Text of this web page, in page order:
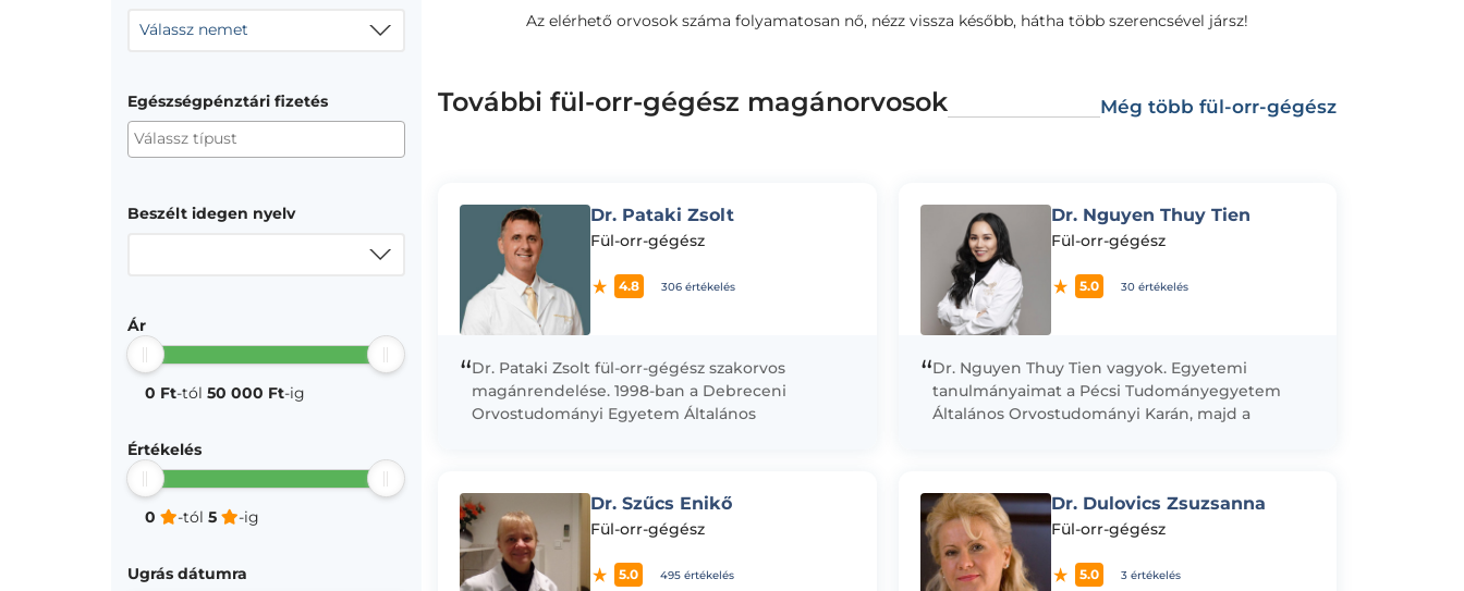
Válassz nemet
Egészségpénztári fizetés
Beszélt idegen nyelv
Ár
0 Ft-tól 50 000 Ft-ig
Értékelés
0 -tól 5 -ig
Ugrás dátumra
Az elérhető orvosok száma folyamatosan nő, nézz vissza később, hátha több szerencsével jársz!
További fül-orr-gégész magánorvosok Még több fül-orr-gégész
Dr. Pataki Zsolt
Fül-orr-gégész
4.8 306 értékelés
“Dr. Pataki Zsolt fül-orr-gégész szakorvos
magánrendelése. 1998-ban a Debreceni
Orvostudományi Egyetem Általános
Dr. Nguyen Thuy Tien
Fül-orr-gégész
5.0 30 értékelés
“Dr. Nguyen Thuy Tien vagyok. Egyetemi
tanulmányaimat a Pécsi Tudományegyetem
Általános Orvostudományi Karán, majd a
Dr. Szűcs Enikő
Fül-orr-gégész
5.0 495 értékelés
Dr. Dulovics Zsuzsanna
Fül-orr-gégész
5.0 3 értékelés